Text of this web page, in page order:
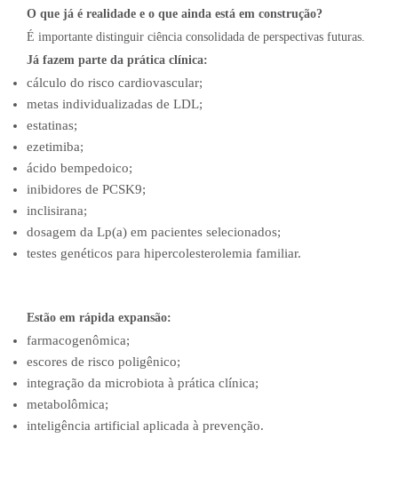
O que já é realidade e o que ainda está em construção?
É importante distinguir ciência consolidada de perspectivas futuras.
Já fazem parte da prática clínica:
cálculo do risco cardiovascular;
metas individualizadas de LDL;
estatinas;
ezetimiba;
ácido bempedoico;
inibidores de PCSK9;
inclisirana;
dosagem da Lp(a) em pacientes selecionados;
testes genéticos para hipercolesterolemia familiar.
Estão em rápida expansão:
farmacogenômica;
escores de risco poligênico;
integração da microbiota à prática clínica;
metabolômica;
inteligência artificial aplicada à prevenção.